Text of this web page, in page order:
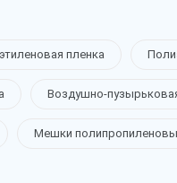
пленка
Воздушно-
Мешки